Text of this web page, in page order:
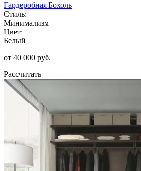
Гардеробная Бохоль
Стиль:
Минимализм
Цвет:
Белый
от 40 000 руб.
Рассчитать